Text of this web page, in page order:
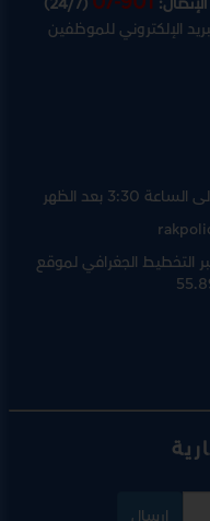
الإلكتروني للموظفين
الجغرافي لموقع
إرسال